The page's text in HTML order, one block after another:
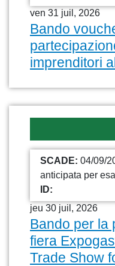
ven 31 juil, 2026
Bando
imprenditori
SCADE: 04/09/
anticipata per
ID:
jeu 30 juil, 2026
Bando per la
fiera
Trade Show